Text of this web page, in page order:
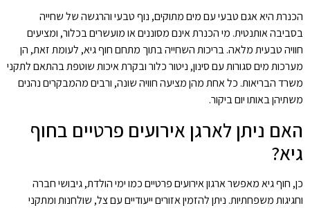
הכנרת היא אגם טבעי עם מים מתוקים, נוף טבעי והרגשה של שחייה
בסביבה אותנטית. מי הכנרת אינם מסוננים או מועשרים בכלור, ומציעים
חוויה טבעית מלאה. בריכות השחייה בתוך מתחם חוף גיא, לעומת זאת, הן
מערכות מים סגורות עם סינון, ניטור כלור ובקרת איכות שוטפת בהתאם לתקני
משרד הבריאות. כל אחת מהן מציעה חוויה שונה, ורבים מהמבקרים נהנים
משתיהן באותו יום ביקור.
האם ניתן לארגן אירועים פרטיים בחוף
גיא?
כן, חוף גיא מאפשר ארגון אירועים פרטיים כמו ימי הולדת, גיבושי חברה
וחגיגות משפחתיות. ניתן להזמין אזורים ייעודיים עם צל, שולחנות ומתקני